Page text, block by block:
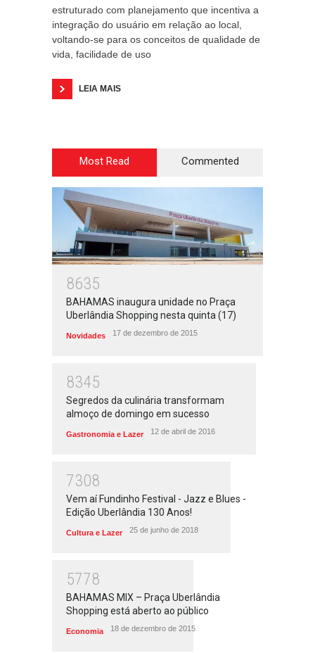
estruturado com planejamento que incentiva a
integração do usuário em relação ao local,
voltando-se para os conceitos de qualidade de
vida, facilidade de uso
LEIA MAIS
Most Read Commented
8635
BAHAMAS inaugura unidade no Praça
Uberlândia Shopping nesta quinta (17)
Novidades 17 de dezembro de 2015
8345
Segredos da culinária transformam
almoço de domingo em sucesso
Gastronomia e Lazer 12 de abril de 2016
7308
Vem aí Fundinho Festival - Jazz e Blues -
Edição Uberlândia 130 Anos!
Cultura e Lazer 25 de junho de 2018
5778
BAHAMAS MIX – Praça Uberlândia
Shopping está aberto ao público
Economia 18 de dezembro de 2015